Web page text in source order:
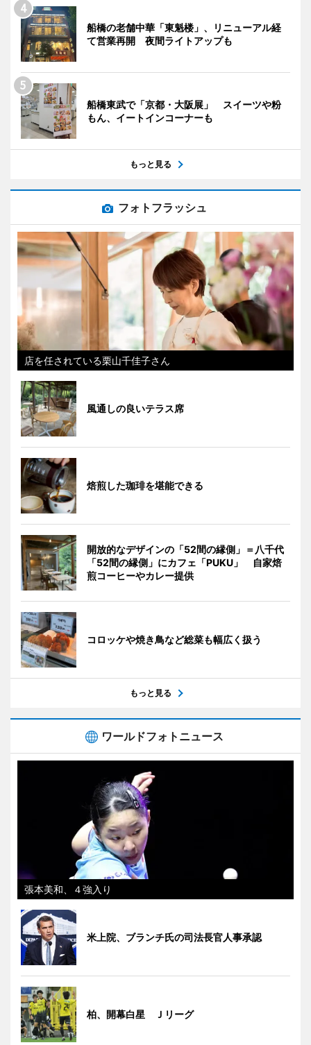
船橋の老舗中華「東魁楼」、リニューアル経
て営業再開 夜間ライトアップも
船橋東武で「京都・大阪展」 スイーツや粉
もん、イートインコーナーも
もっと見る
フォトフラッシュ
店を任されている栗山千佳子さん
風通しの良いテラス席
焙煎した珈琲を堪能できる
開放的なデザインの「52間の縁側」＝八千代
「52間の縁側」にカフェ「PUKU」 自家焙
煎コーヒーやカレー提供
コロッケや焼き鳥など総菜も幅広く扱う
もっと見る
ワールドフォトニュース
張本美和、４強入り
米上院、ブランチ氏の司法長官人事承認
柏、開幕白星 Ｊリーグ